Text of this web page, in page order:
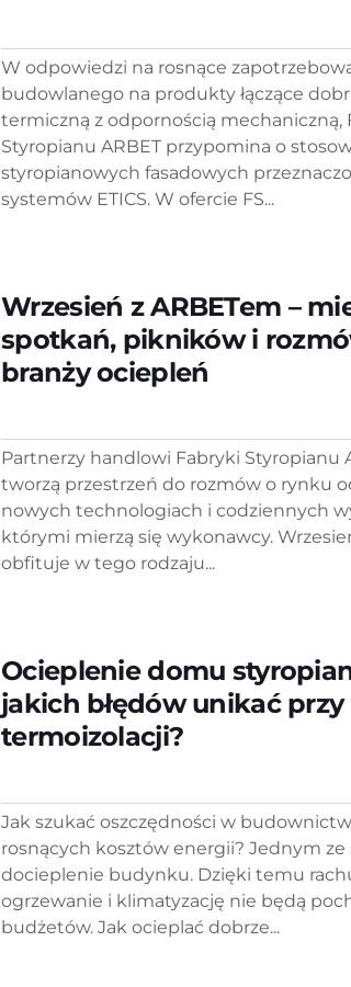
W odpowiedzi na rosnące
budowlanego na produkty łączące
termiczną z odpornością mechaniczną,
Styropianu ARBET przypomina o
styropianowych fasadowych
systemów ETICS. W ofercie FS...
Wrzesień z ARBETem –
spotkań, pikników i
branży ociepleń
Partnerzy handlowi Fabryki Styropianu
tworzą przestrzeń do rozmów o rynku
nowych technologiach i codziennych
którymi mierzą się wykonawcy.
obfituje w tego rodzaju...
Ocieplenie domu
jakich błędów unikać przy
termoizolacji?
Jak szukać oszczędności w
rosnących kosztów energii? Jednym
docieplenie budynku. Dzięki temu
ogrzewanie i klimatyzację nie będą
budżetów. Jak ocieplać dobrze...